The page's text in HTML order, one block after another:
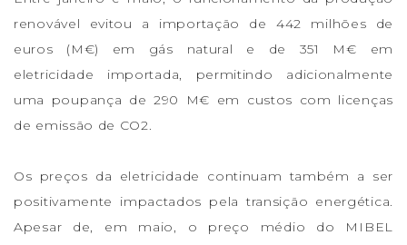
renovável evitou a importação de 442 milhões de
euros (M€) em gás natural e de 351 M€ em
eletricidade importada, permitindo adicionalmente
uma poupança de 290 M€ em custos com licenças
de emissão de CO2.
Os preços da eletricidade continuam também a ser
positivamente impactados pela transição energética.
Apesar de, em maio, o preço médio do MIBEL